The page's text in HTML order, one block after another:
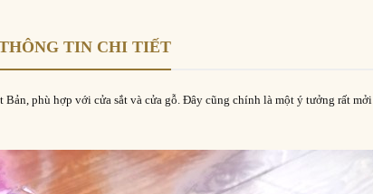
TIN CHI TIẾT
phù hợp với cửa sắt và cửa gỗ. Đây cũng chính là một ý tưởng rất